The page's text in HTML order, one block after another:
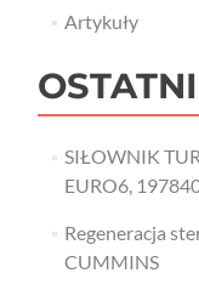
Artykuły
SIŁOWNIK
EURO6,
Regeneracja
CUMMINS